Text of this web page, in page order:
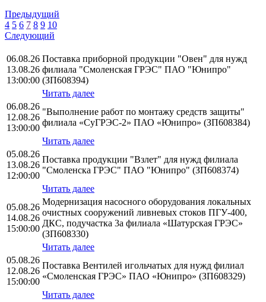
Предыдущий
4 5 6 7 8 9 10
Следующий
06.08.26
13.08.26
13:00:00
Поставка приборной продукции "Овен" для нужд
филиала "Смоленская ГРЭС" ПАО "Юнипро"
(ЗП608394)
Читать далее
06.08.26
12.08.26
13:00:00
"Выполнение работ по монтажу средств защиты"
филиала «СуГРЭС-2» ПАО «Юнипро» (ЗП608384)
Читать далее
05.08.26
13.08.26
12:00:00
Поставка продукции "Взлет" для нужд филиала
"Смоленска ГРЭС" ПАО "Юнипро" (ЗП608374)
Читать далее
05.08.26
14.08.26
15:00:00
Модернизация насосного оборудования локальных
очистных сооружений ливневых стоков ПГУ-400,
ДКС, подучастка 3а филиала «Шатурская ГРЭС»
(ЗП608330)
Читать далее
05.08.26
12.08.26
15:00:00
Поставка Вентилей игольчатых для нужд филиал
«Смоленская ГРЭС» ПАО «Юнипро» (ЗП608329)
Читать далее